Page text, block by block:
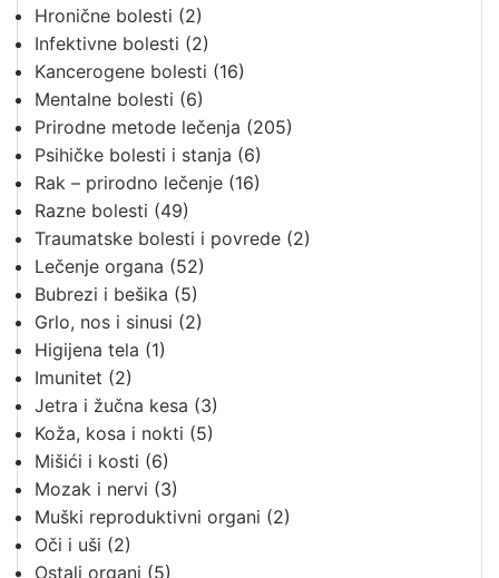
Hronične bolesti (2)
Infektivne bolesti (2)
Kancerogene bolesti (16)
Mentalne bolesti (6)
Prirodne metode lečenja (205)
Psihičke bolesti i stanja (6)
Rak – prirodno lečenje (16)
Razne bolesti (49)
Traumatske bolesti i povrede (2)
Lečenje organa (52)
Bubrezi i bešika (5)
Grlo, nos i sinusi (2)
Higijena tela (1)
Imunitet (2)
Jetra i žučna kesa (3)
Koža, kosa i nokti (5)
Mišići i kosti (6)
Mozak i nervi (3)
Muški reproduktivni organi (2)
Oči i uši (2)
Ostali organi (5)